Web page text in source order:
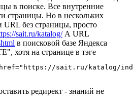
в поиске. Все внутренние
страницы. Но в нескольких
URL без страницы, просто
sait.ru/katalog/А URL
в поисковой базе Яндекса
хотя на странице в тэге
sait.ru/katalog/
редирект - знаний не